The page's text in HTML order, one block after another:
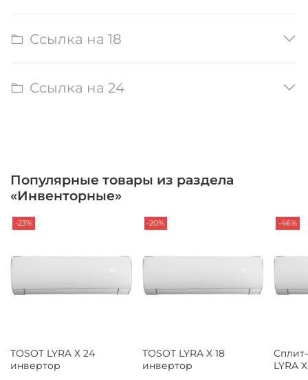
Ссылка на 18
Ссылка на 24
Популярные товары из раздела
«Инвенторные»
-23%
TOSOT LYRA Х 24
инвертор
-20%
TOSOT LYRA Х 18
инвертор
-46%
LYRA